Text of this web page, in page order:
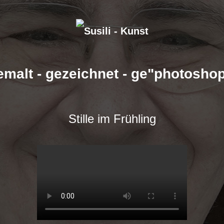
- gezeichnet -
Stille im Frühling